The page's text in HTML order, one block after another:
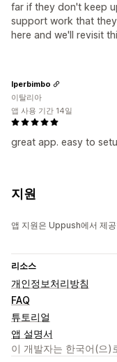
far if they don't keep
support work that
here and we'll revisit
great app. easy to
Iperbimbo
이탈리아
앱 사용 기간 14일
지원
앱 지원은 Uppush에서 제
리소스
개인정보처리방침
FAQ
튜토리얼
앱 설명서
이 개발자는 한국어(으)